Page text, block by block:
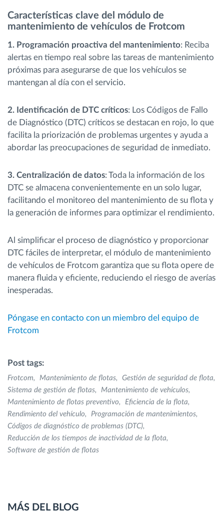
Características clave del módulo de
mantenimiento de vehículos de Frotcom
1. Programación proactiva del mantenimiento: Reciba
alertas en tiempo real sobre las tareas de mantenimiento
próximas para asegurarse de que los vehículos se
mantengan al día con el servicio.
2. Identificación de DTC críticos: Los Códigos de Fallo
de Diagnóstico (DTC) críticos se destacan en rojo, lo que
facilita la priorización de problemas urgentes y ayuda a
abordar las preocupaciones de seguridad de inmediato.
3. Centralización de datos: Toda la información de los
DTC se almacena convenientemente en un solo lugar,
facilitando el monitoreo del mantenimiento de su flota y
la generación de informes para optimizar el rendimiento.
Al simplificar el proceso de diagnóstico y proporcionar
DTC fáciles de interpretar, el módulo de mantenimiento
de vehículos de Frotcom garantiza que su flota opere de
manera fluida y eficiente, reduciendo el riesgo de averías
inesperadas.
Póngase en contacto con un miembro del equipo de
Frotcom
Post tags:
Frotcom Mantenimiento de flotas
Gestión de seguridad de flota
Sistema de gestión de flotas
Mantenimiento de vehículos
Mantenimiento de flotas preventivo
Eficiencia de la flota
Rendimiento del vehículo
Programación de mantenimientos
Códigos de diagnóstico de problemas (DTC)
Reducción de los tiempos de inactividad de la flota
Software de gestión de flotas
MÁS DEL BLOG